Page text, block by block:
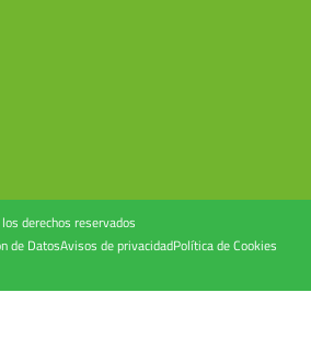
derechos reservados
de DatosAvisos de privacidadPolítica de Cookies